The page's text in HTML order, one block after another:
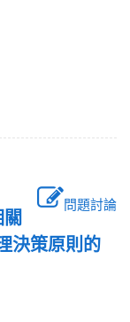
問題討論
決策原則的